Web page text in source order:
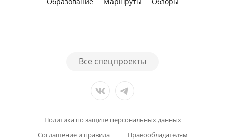
Все спецпроекты
Политика по защите персональных данных
Соглашение и правила
Правообладателям